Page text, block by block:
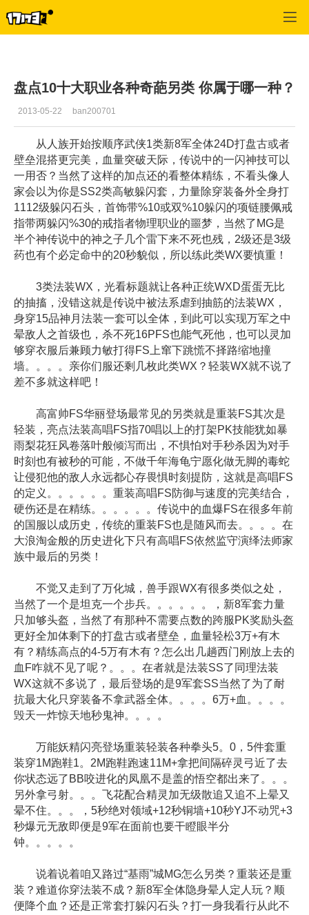
盘点10十大职业各种奇葩另类 你属于哪一种？
2013-05-22 ban200701
从人族开始按顺序武侠1类新8军全体24D打盘古或者
壁垒混搭更完美，血量突破天际，传说中的一闪神技可以
一用否？当然了这样的加点还的看整体精练，不看头像人
家会以为你是SS2类高敏躲闪套，力量除穿装备外全身打
1112级躲闪石头，首饰带%10或双%10躲闪的项链腰佩戒
指带两躲闪%30的戒指者物理职业的噩梦，当然了MG是
半个神传说中的神之子几个雷下来不死也残，2级还是3级
药也有个必定命中的20秒貌似，所以练此类WX要慎重！
3类法装WX，光看标题就让各种正统WXD蛋蛋无比
的抽搐，没错这就是传说中被法系虐到抽筋的法装WX，
身穿15品神月法装一套可以全体，到此可以实现万军之中
晕敌人之首级也，杀不死16PFS也能气死他，也可以灵加
够穿衣服后兼顾力敏打得FS上窜下跳慌不择路缩地撞
墙。。。。亲你们服还剩几枚此类WX？轻装WX就不说了
差不多就这样吧！
高富帅FS华丽登场最常见的另类就是重装FS其次是
轻装，亮点法装高唱FS指70唱以上的打架PK技能犹如暴
雨梨花狂风卷落叶般倾泻而出，不惧怕对手秒杀因为对手
时刻也有被秒的可能，不做千年海龟宁愿化做无脚的毒蛇
让侵犯他的敌人永远都心存畏惧时刻提防，这就是高唱FS
的定义。。。。。。重装高唱FS防御与速度的完美结合，
硬伤还是在精练。。。。。。传说中的血爆FS在很多年前
的国服以成历史，传统的重装FS也是随风而去。。。。在
大浪淘金般的历史进化下只有高唱FS依然监守演绎法师家
族中最后的另类！
不觉又走到了万化城，兽手跟WX有很多类似之处，
当然了一个是坦克一个步兵。。。。。。，新8军套力量
只加够头盔，当然了有那种不需要点数的跨服PK奖励头盔
更好全加体剩下的打盘古或者壁垒，血量轻松3万+有木
有？精练高点的4-5万有木有？怎么出几趟西门刚放上去的
血F咋就不见了呢？。。。在者就是法装SS了同理法装
WX这就不多说了，最后登场的是9军套SS当然了为了耐
抗最大化只穿装备不拿武器全体。。。。6万+血。。。。
毁天一炸惊天地秒鬼神。。。。
万能妖精闪亮登场重装轻装各种拳头5。0，5件套重
装穿1M跑鞋1。2M跑鞋跑速11M+拿把间隔碎灵弓近了去
你状态远了BB咬进化的凤凰不是盖的悟空都出来了。。。
另外拿弓射。。。飞花配合精灵加无级散追又追不上晕又
晕不住。。。，5秒绝对领域+12秒铜墙+10秒YJ不动咒+3
秒爆元无敌即便是9军在面前也要干瞪眼半分
钟。。。。。
说着说着咱又路过“基雨”城MG怎么另类？重装还是重
装？难道你穿法装不成？新8军全体隐身晕人定人玩？顺
便降个血？还是正常套打躲闪石头？打一身我看行从此不